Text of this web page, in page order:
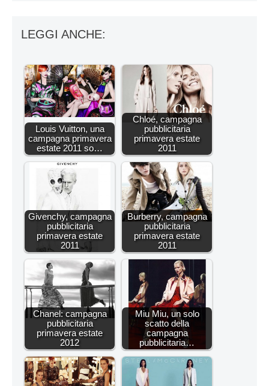
LEGGI ANCHE:
Louis Vuitton, una
campagna primavera
estate 2011 so…
Chloé, campagna
pubblicitaria
primavera estate
2011
Givenchy, campagna
pubblicitaria
primavera estate
2011
Burberry, campagna
pubblicitaria
primavera estate
2011
Chanel: campagna
pubblicitaria
primavera estate
2012
Miu Miu, un solo
scatto della
campagna
pubblicitaria…